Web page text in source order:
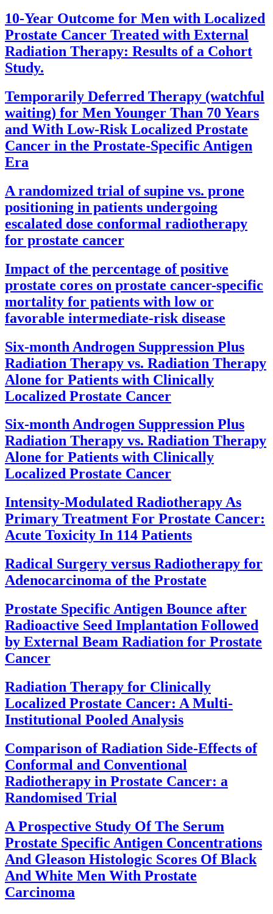
10-Year Outcome for Men with Localized
Prostate Cancer Treated with External
Radiation Therapy: Results of a Cohort
Study.
Temporarily Deferred Therapy (watchful
waiting) for Men Younger Than 70 Years
and With Low-Risk Localized Prostate
Cancer in the Prostate-Specific Antigen
Era
A randomized trial of supine vs. prone
positioning in patients undergoing
escalated dose conformal radiotherapy
for prostate cancer
Impact of the percentage of positive
prostate cores on prostate cancer-specific
mortality for patients with low or
favorable intermediate-risk disease
Six-month Androgen Suppression Plus
Radiation Therapy vs. Radiation Therapy
Alone for Patients with Clinically
Localized Prostate Cancer
Six-month Androgen Suppression Plus
Radiation Therapy vs. Radiation Therapy
Alone for Patients with Clinically
Localized Prostate Cancer
Intensity-Modulated Radiotherapy As
Primary Treatment For Prostate Cancer:
Acute Toxicity In 114 Patients
Radical Surgery versus Radiotherapy for
Adenocarcinoma of the Prostate
Prostate Specific Antigen Bounce after
Radioactive Seed Implantation Followed
by External Beam Radiation for Prostate
Cancer
Radiation Therapy for Clinically
Localized Prostate Cancer: A Multi-
Institutional Pooled Analysis
Comparison of Radiation Side-Effects of
Conformal and Conventional
Radiotherapy in Prostate Cancer: a
Randomised Trial
A Prospective Study Of The Serum
Prostate Specific Antigen Concentrations
And Gleason Histologic Scores Of Black
And White Men With Prostate
Carcinoma